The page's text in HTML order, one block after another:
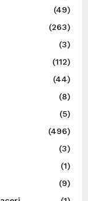
(49)
(263)
(3)
(112)
(44)
(8)
(5)
(496)
(3)
(1)
(9)